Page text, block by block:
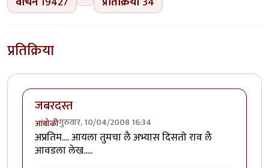
प्रतिक्रिया
जबरदस्त
आंबोळीगुरुवार, 10/04/2008 16:34
अप्रतिम.... आयला तुमचा लै अभ्यास दिसतो राव लै
आवडला लेख.....